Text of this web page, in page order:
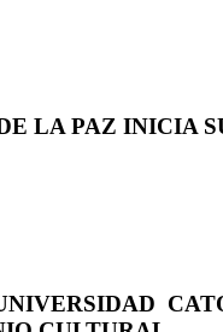
LA PAZ INICIA